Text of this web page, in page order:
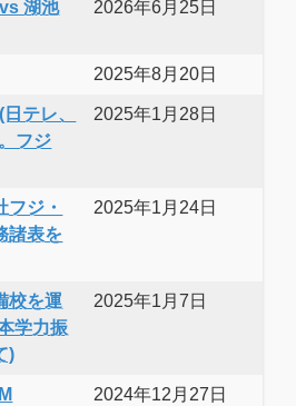
湖池
2026年6月25日
2025年8月20日
テレ、
フジ
2025年1月28日
ジ・
諸表を
2025年1月24日
校を運
学力振
)
2025年1月7日
2024年12月27日